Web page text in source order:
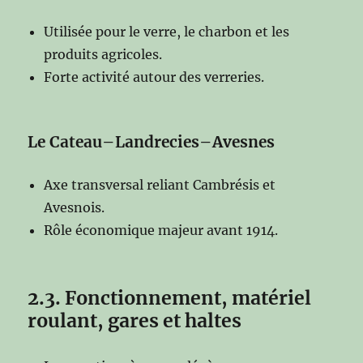
Utilisée pour le verre, le charbon et les
produits agricoles.
Forte activité autour des verreries.
Le Cateau–Landrecies–Avesnes
Axe transversal reliant Cambrésis et
Avesnois.
Rôle économique majeur avant 1914.
2.3. Fonctionnement, matériel
roulant, gares et haltes